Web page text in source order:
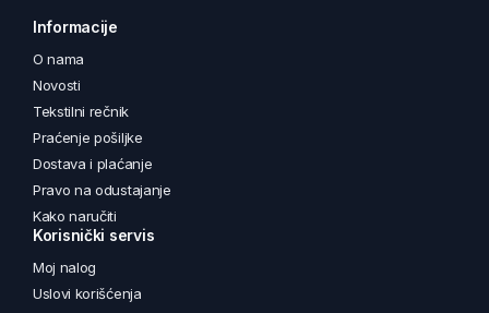
Informacije
O nama
Novosti
Tekstilni rečnik
Praćenje pošiljke
Dostava i plaćanje
Pravo na odustajanje
Kako naručiti
Korisnički servis
Moj nalog
Uslovi korišćenja